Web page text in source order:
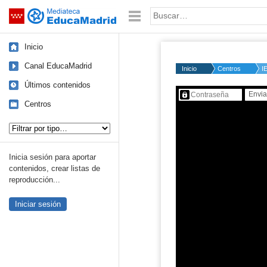
Saltar navegación Palabra o frase:
Inicio
Canal EducaMadrid
Últimos contenidos
Centros
Inicia sesión para aportar
contenidos, crear listas de
reproducción...
Iniciar sesión
Inicio Centros
Contenido protegido…